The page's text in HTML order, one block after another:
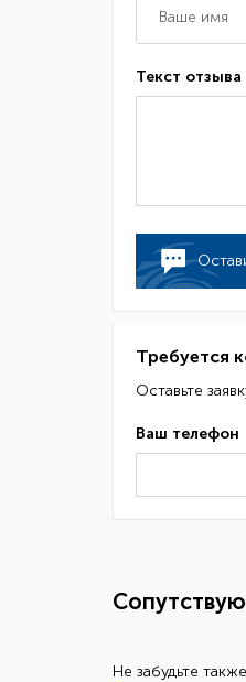
Текст отзыва
Требуется
Оставьте
Ваш телефон
Не забудьте